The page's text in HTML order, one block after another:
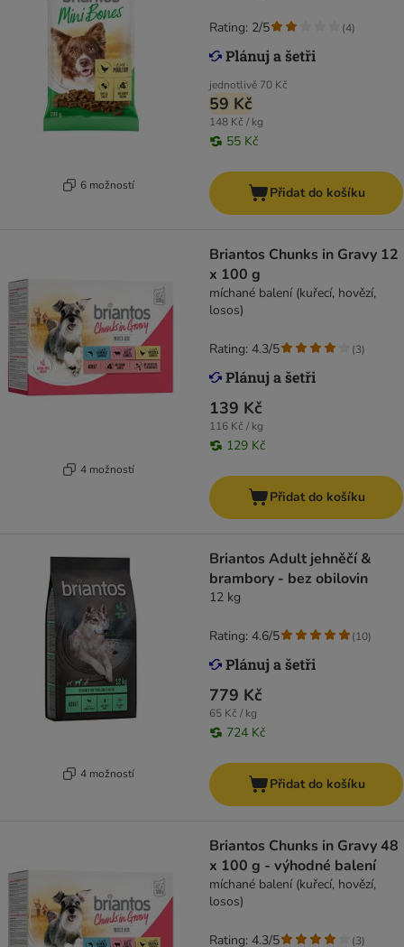
6 možností
jednotlivě 70 Kč
59 Kč
148 Kč / kg
55 Kč
Rating: 2/5 (4)
Přidat do košíku
4 možností
Briantos Chunks in Gravy 12
x 100 g
míchané balení (kuřecí, hovězí,
losos)
139 Kč
116 Kč / kg
129 Kč
Rating: 4.3/5 (3)
Přidat do košíku
4 možností
Briantos Adult jehněčí &
brambory - bez obilovin
12 kg
779 Kč
65 Kč / kg
724 Kč
Rating: 4.6/5 (10)
Přidat do košíku
Briantos Chunks in Gravy 48
x 100 g - výhodné balení
míchané balení (kuřecí, hovězí,
losos)
Rating: 4.3/5 (3)